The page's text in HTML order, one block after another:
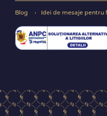
Blog Idei de mesaje pentru